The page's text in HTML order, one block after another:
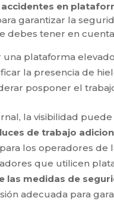
en
garantizar la
debes tener en cuenta
plataforma
la presencia de
posponer el
la visibilidad
de trabajo
los operadores de
que utilicen
las medidas de
adecuada para